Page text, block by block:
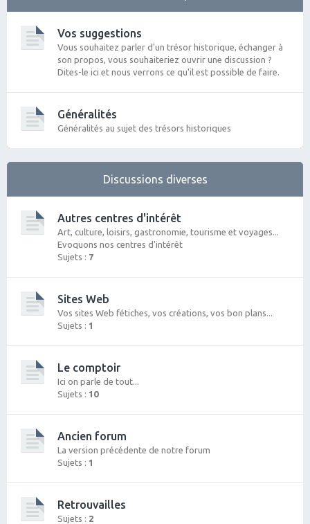
Vos suggestions
Vous souhaitez parler d'un trésor historique, échanger à
son propos, vous souhaiteriez ouvrir une discussion ?
Dites-le ici et nous verrons ce qu'il est possible de faire.
Généralités
Généralités au sujet des trésors historiques
Discussions diverses
Autres centres d'intérêt
Art, culture, loisirs, gastronomie, tourisme et voyages...
Evoquons nos centres d'intérêt
Sujets : 7
Sites Web
Vos sites Web fétiches, vos créations, vos bon plans...
Sujets : 1
Le comptoir
Ici on parle de tout...
Sujets : 10
Ancien forum
La version précédente de notre forum
Sujets : 1
Retrouvailles
Sujets : 2